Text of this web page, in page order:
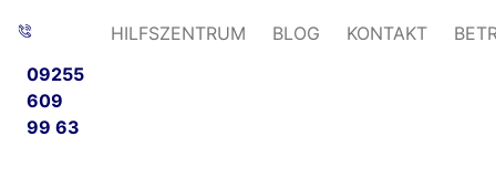
09255
609
99 63
HILFSZENTRUM BLOG KONTAKT